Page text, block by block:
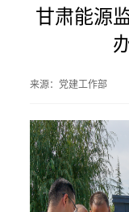
甘肃能源
来源： 党建工作部